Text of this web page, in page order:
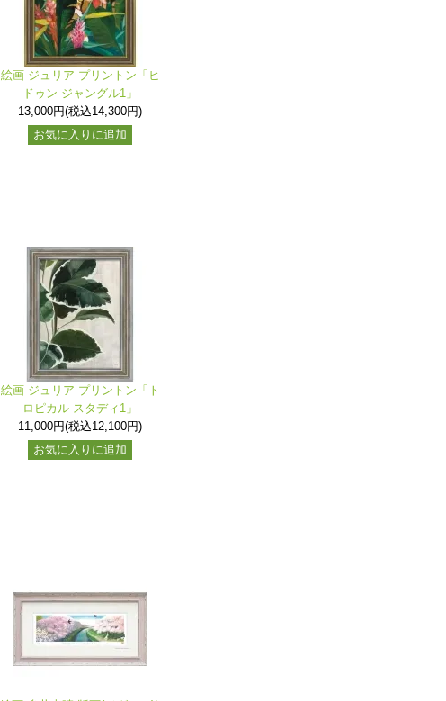
絵画 ジュリア プリントン「ヒ
ドゥン ジャングル1」
13,000円(税込14,300円)
お気に入りに追加
絵画 ジュリア プリントン「ト
ロピカル スタディ1」
11,000円(税込12,100円)
お気に入りに追加